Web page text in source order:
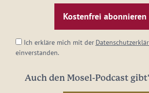
Mail-
Adresse:
Ich erkläre mich mit der
einverstanden.
Auch den Mosel-Podcast